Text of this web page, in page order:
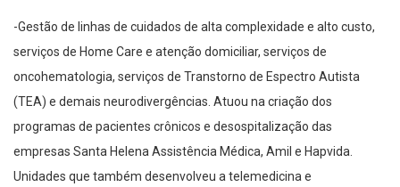
-Gestão de linhas de cuidados de alta complexidade e alto custo,
serviços de Home Care e atenção domiciliar, serviços de
oncohematologia, serviços de Transtorno de Espectro Autista
(TEA) e demais neurodivergências. Atuou na criação dos
programas de pacientes crônicos e desospitalização das
empresas Santa Helena Assistência Médica, Amil e Hapvida.
Unidades que também desenvolveu a telemedicina e